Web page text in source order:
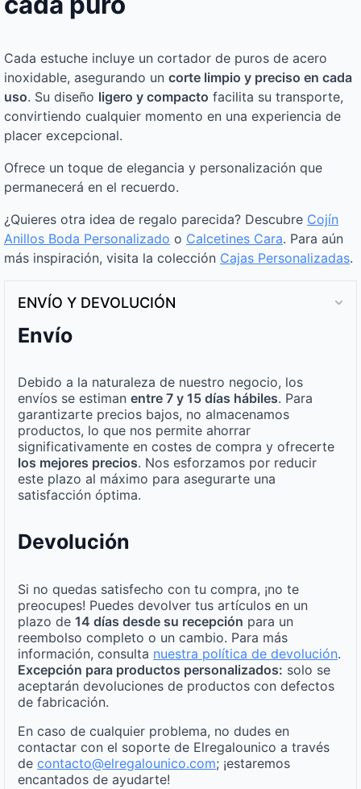
Cada estuche incluye un cortador de puros de acero
inoxidable, asegurando un corte limpio y preciso en cada
uso. Su diseño ligero y compacto facilita su transporte,
convirtiendo cualquier momento en una experiencia de
placer excepcional.
Ofrece un toque de elegancia y personalización que
permanecerá en el recuerdo.
¿Quieres otra idea de regalo parecida? Descubre Cojín
Anillos Boda Personalizado o Calcetines Cara. Para aún
más inspiración, visita la colección Cajas Personalizadas.
ENVÍO Y DEVOLUCIÓN
Envío
Debido a la naturaleza de nuestro negocio, los
envíos se estiman entre 7 y 15 días hábiles. Para
garantizarte precios bajos, no almacenamos
productos, lo que nos permite ahorrar
significativamente en costes de compra y ofrecerte
los mejores precios. Nos esforzamos por reducir
este plazo al máximo para asegurarte una
satisfacción óptima.
Devolución
Si no quedas satisfecho con tu compra, ¡no te
preocupes! Puedes devolver tus artículos en un
plazo de 14 días desde su recepción para un
reembolso completo o un cambio. Para más
información, consulta nuestra política de devolución.
Excepción para productos personalizados: solo se
aceptarán devoluciones de productos con defectos
de fabricación.
En caso de cualquier problema, no dudes en
contactar con el soporte de Elregalounico a través
de contacto@elregalounico.com; ¡estaremos
encantados de ayudarte!